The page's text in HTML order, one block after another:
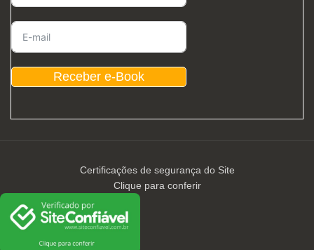
Receber e-Book
Certificações de segurança do Site
Clique para conferir